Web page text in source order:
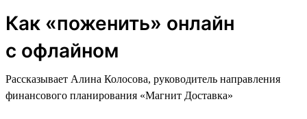
Как «поженить» онлайн
с офлайном
Рассказывает Алина Колосова, руководитель направления
финансового планирования «Магнит Доставка»